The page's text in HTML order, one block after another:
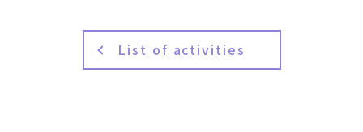
List of activities